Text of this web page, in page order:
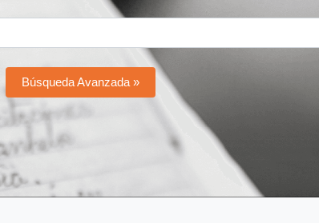
Búsqueda Avanzada »